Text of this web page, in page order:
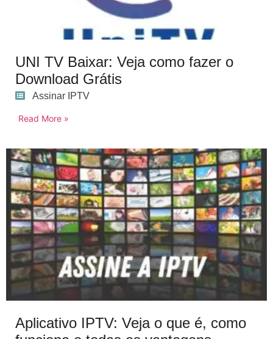
UNI TV Baixar: Veja como fazer o
Download Grátis
Assinar IPTV
Read More »
Aplicativo IPTV: Veja o que é, como